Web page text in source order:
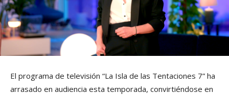
El programa de televisión “La Isla de las Tentaciones 7” ha
arrasado en audiencia esta temporada, convirtiéndose en